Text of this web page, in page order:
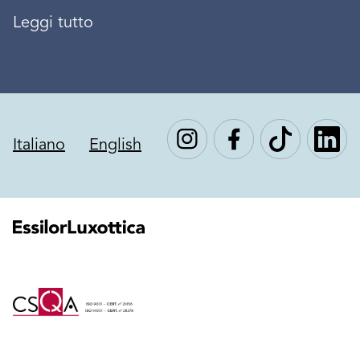
Leggi tutto
Italiano English